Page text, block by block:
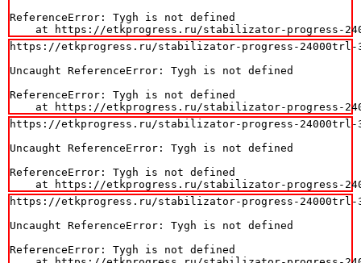
ReferenceError: Tygh is not defined
at https://etkprogress.ru/stabilizator-progress-
https://etkprogress.ru/stabilizator-progress-24000trl-3/
Uncaught ReferenceError: Tygh is not defined
ReferenceError: Tygh is not defined
at https://etkprogress.ru/stabilizator-progress-
https://etkprogress.ru/stabilizator-progress-24000trl-3/
Uncaught ReferenceError: Tygh is not defined
ReferenceError: Tygh is not defined
at https://etkprogress.ru/stabilizator-progress-
https://etkprogress.ru/stabilizator-progress-24000trl-3/
Uncaught ReferenceError: Tygh is not defined
ReferenceError: Tygh is not defined